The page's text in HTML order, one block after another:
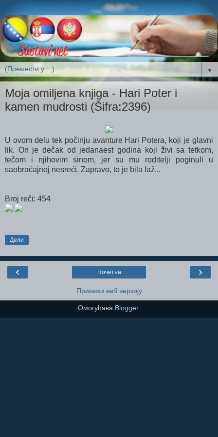
▼
Moja omiljena knjiga - Hari Poter i
kamen mudrosti (Šifra:2396)
U ovom delu tek počinju avanture Hari Potera, koji je glavni
lik. On je dečak od jedanaest godina koji živi sa tetkom,
tečom i njihovim sinom, jer su mu roditelji poginuli u
saobraćajnoj nesreći. Zapravo, to je bila laž...
Broj reči: 454
Дели
‹ ›
Почетна
Прикажи веб верзију
Омогућава Blogger.